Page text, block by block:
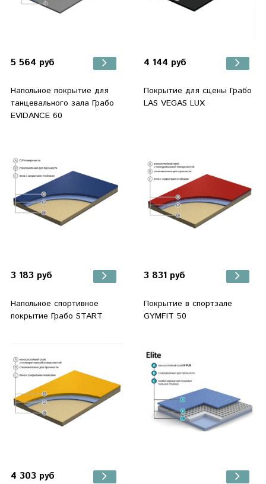
5 564 руб
Напольное покрытие для
танцевального зала Грабо
EVIDANCE 60
4 144 руб
Покрытие для сцены Грабо
LAS VEGAS LUX
3 183 руб
Напольное спортивное
покрытие Грабо START
3 831 руб
Покрытие в спортзале
GYMFIT 50
4 303 руб